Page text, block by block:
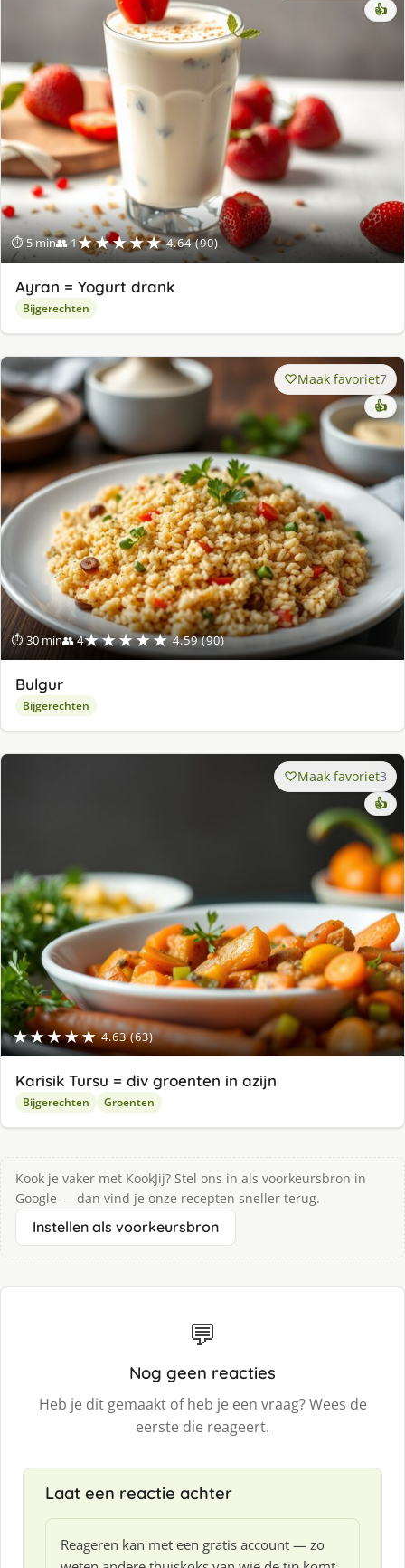
⏱ 5 min👥 1★★★★★ 4.64 (90)
👍
Ayran = Yogurt drank
Bijgerechten
⏱ 30 min👥 4★★★★★ 4.59 (90)
Maak favoriet7
👍
Bulgur
Bijgerechten
★★★★★ 4.63 (63)
Maak favoriet3
👍
Karisik Tursu = div groenten in azijn
Bijgerechten Groenten
Kook je vaker met KookJij? Stel ons in als voorkeursbron in
Google — dan vind je onze recepten sneller terug.
Instellen als voorkeursbron
💬
Nog geen reacties
Heb je dit gemaakt of heb je een vraag? Wees de
eerste die reageert.
Laat een reactie achter
Reageren kan met een gratis account — zo